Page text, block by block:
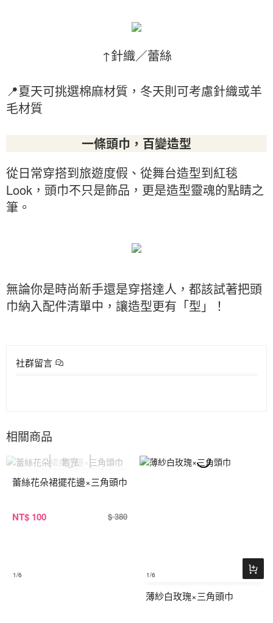
↑針織／蕾絲
📍夏天可挑選棉麻材質，冬天則可考慮針織或羊
毛材質
一條頭巾，百變造型
從日常穿搭到旅遊度假、從舞台造型到紅毯
Look，頭巾不只是飾品，更是造型靈魂的點睛之
筆。
無論你是時尚新手還是穿搭達人，都該試著把頭
巾納入配件清單中，讓造型更有「型」！
社群留言
相關商品
1/6
蕾絲花朵裙擺花邊×三角頭巾
NT$ 100 $ 380
1/6
薄紗白玫瑰×三角頭巾